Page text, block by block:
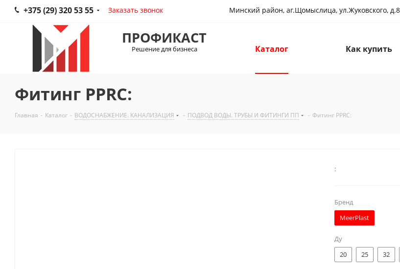
+375 (29) 320 53 55 Заказать звонок Минский район, аг.Щомыслица, ул.Жуковского,
ПРОФИКАСТ
Решение для бизнеса Каталог Как купить
Фитинг PPRC:
Главная - Каталог - ВОДОСНАБЖЕНИЕ. КАНАЛИЗАЦИЯ - ПОДВОД ВОДЫ. ТРУБЫ И ФИТИНГИ ПП - Фитинг PPRC:
:
Бренд
MeerPlast
Ду
20
25 32